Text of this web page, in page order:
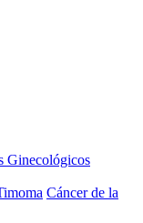
Ginecológicos
Cáncer de la